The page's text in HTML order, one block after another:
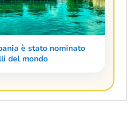
è stato nominato
del mondo